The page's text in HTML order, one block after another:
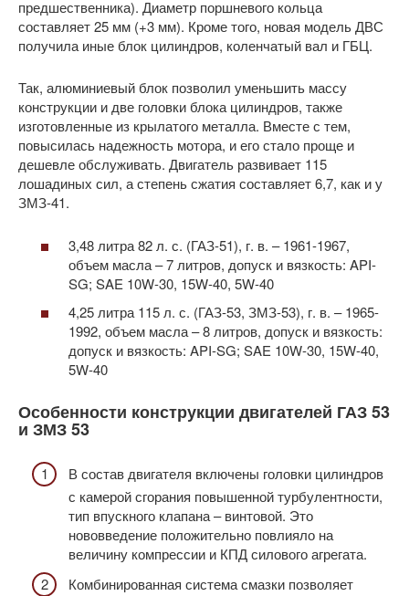
предшественника). Диаметр поршневого кольца
составляет 25 мм (+3 мм). Кроме того, новая модель ДВС
получила иные блок цилиндров, коленчатый вал и ГБЦ.
Так, алюминиевый блок позволил уменьшить массу
конструкции и две головки блока цилиндров, также
изготовленные из крылатого металла. Вместе с тем,
повысилась надежность мотора, и его стало проще и
дешевле обслуживать. Двигатель развивает 115
лошадиных сил, а степень сжатия составляет 6,7, как и у
ЗМЗ-41.
3,48 литра 82 л. с. (ГАЗ-51), г. в. – 1961-1967,
объем масла – 7 литров, допуск и вязкость: API-
SG; SAE 10W-30, 15W-40, 5W-40
4,25 литра 115 л. с. (ГАЗ-53, ЗМЗ-53), г. в. – 1965-
1992, объем масла – 8 литров, допуск и вязкость:
допуск и вязкость: API-SG; SAE 10W-30, 15W-40,
5W-40
Особенности конструкции двигателей ГАЗ 53
и ЗМЗ 53
В состав двигателя включены головки цилиндров
с камерой сгорания повышенной турбулентности,
тип впускного клапана – винтовой. Это
нововведение положительно повлияло на
величину компрессии и КПД силового агрегата.
Комбинированная система смазки позволяет